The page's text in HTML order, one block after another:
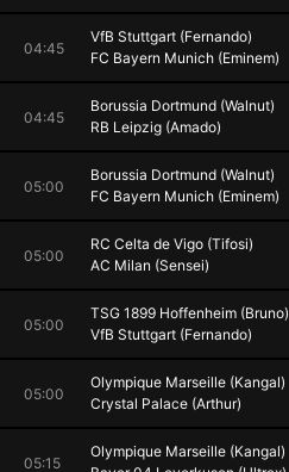
04:45
VfB Stuttgart (Fernando)
FC Bayern Munich (Eminem)
04:45
Borussia Dortmund (Walnut)
RB Leipzig (Amado)
05:00
Borussia Dortmund (Walnut)
FC Bayern Munich (Eminem)
05:00
RC Celta de Vigo (Tifosi)
AC Milan (Sensei)
05:00
TSG 1899 Hoffenheim (Bruno)
VfB Stuttgart (Fernando)
05:00
Olympique Marseille (Kangal)
Crystal Palace (Arthur)
05:15
Olympique Marseille (Kangal)